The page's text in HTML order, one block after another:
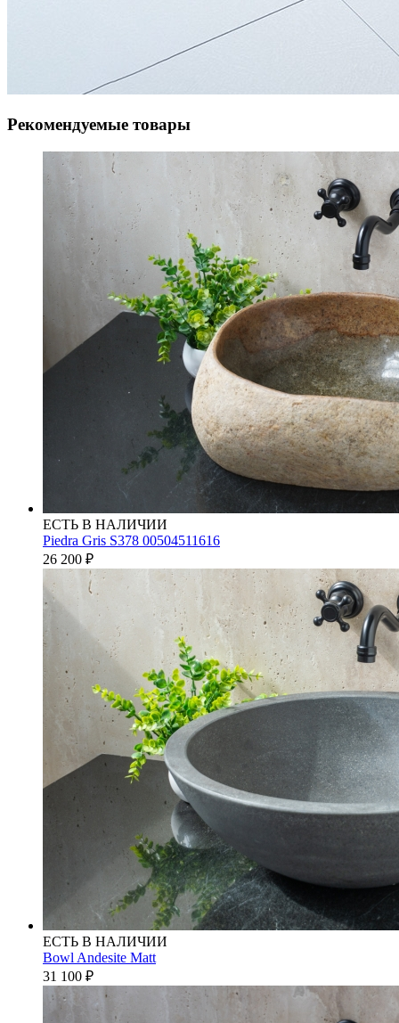
Рекомендуемые товары
ЕСТЬ В НАЛИЧИИ
Piedra Gris S378 00504511616
26 200 ₽
ЕСТЬ В НАЛИЧИИ
Bowl Andesite Matt
31 100 ₽